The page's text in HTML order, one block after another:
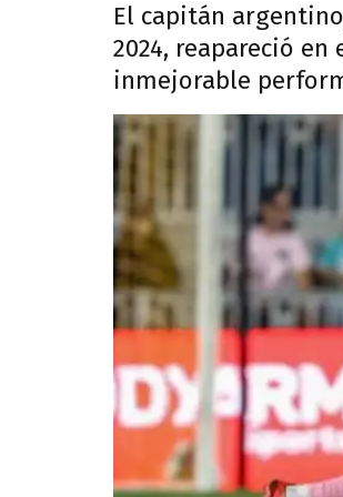
El capitán
2024, reapareció
inmejorable